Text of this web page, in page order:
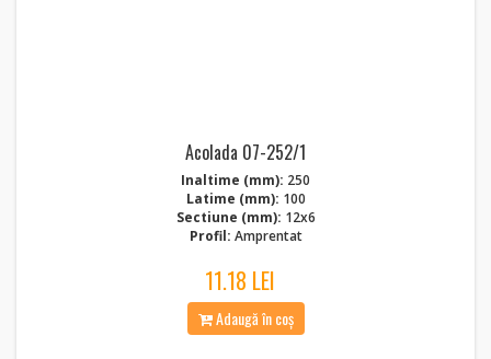
Acolada 07-252/1
Inaltime (mm): 250
Latime (mm): 100
Sectiune (mm): 12x6
Profil: Amprentat
11.18 LEI
Adaugă în coș